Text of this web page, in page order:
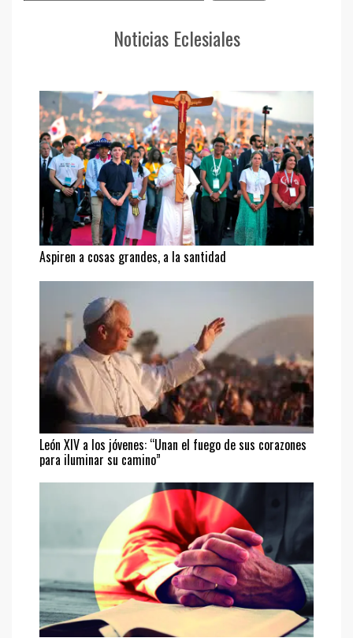
Noticias Eclesiales
Aspiren a cosas grandes, a la santidad
León XIV a los jóvenes: “Unan el fuego de sus corazones
para iluminar su camino”